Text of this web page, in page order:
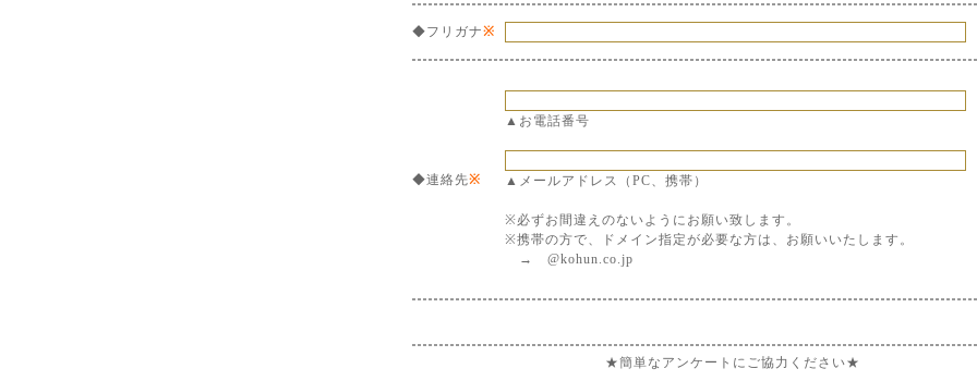
◆フリガナ※
◆連絡先※
▲お電話番号
▲メールアドレス（PC、携帯）
※必ずお間違えのないようにお願い致します。
※携帯の方で、ドメイン指定が必要な方は、お願いいたします。
→ @kohun.co.jp
★簡単なアンケートにご協力ください★